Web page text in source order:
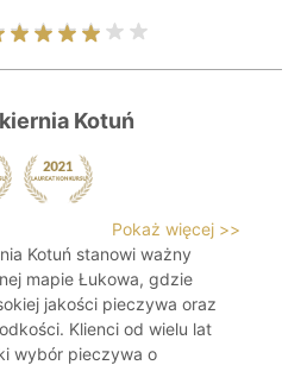
Kotuń
Pokaż więcej >>
Kotuń stanowi ważny
mapie Łukowa, gdzie
jakości pieczywa oraz
Klienci od wielu lat
wybór pieczywa o